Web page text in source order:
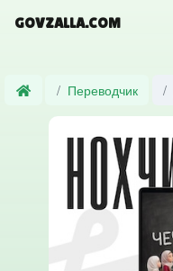
GOVZALLA.COM
Переводчик